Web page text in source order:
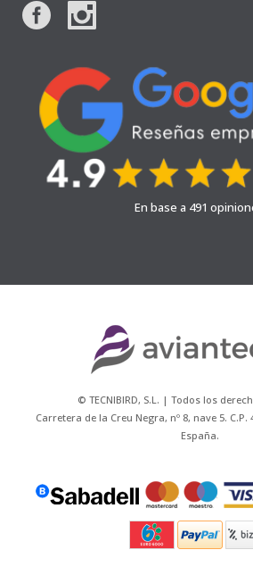
En base a 491
© TECNIBIRD, S.L. | Todos los
Carretera de la Creu Negra, nº 8, nave 5. C.P.
España.